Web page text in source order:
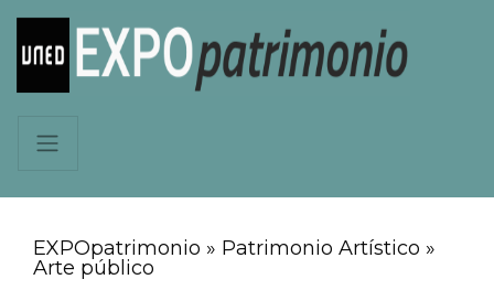
EXPOpatrimonio » Patrimonio Artístico »
Arte público